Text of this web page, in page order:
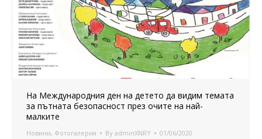
На Международния ден на детето да видим темата
за пътната безопасност през очите на най-
малките
Новини, Фотогалерия By adminXNRY 01/06/2020